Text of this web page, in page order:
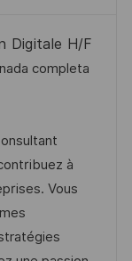
Digitale H/F
completa
à
Vous